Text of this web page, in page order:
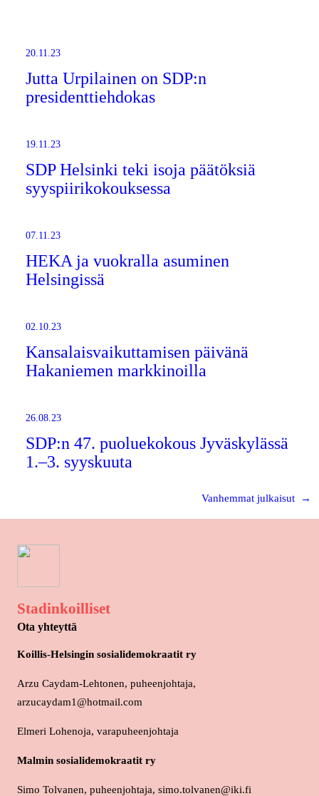
20.11.23
Jutta Urpilainen on SDP:n
presidenttiehdokas
19.11.23
SDP Helsinki teki isoja päätöksiä
syyspiirikokouksessa
07.11.23
HEKA ja vuokralla asuminen
Helsingissä
02.10.23
Kansalaisvaikuttamisen päivänä
Hakaniemen markkinoilla
26.08.23
SDP:n 47. puoluekokous Jyväskylässä
1.–3. syyskuuta
Vanhemmat julkaisut →
Stadinkoilliset
Ota yhteyttä
Koillis-Helsingin sosialidemokraatit ry
Arzu Caydam-Lehtonen, puheenjohtaja,
arzucaydam1@hotmail.com
Elmeri Lohenoja, varapuheenjohtaja
Malmin sosialidemokraatit ry
Simo Tolvanen, puheenjohtaja, simo.tolvanen@iki.fi